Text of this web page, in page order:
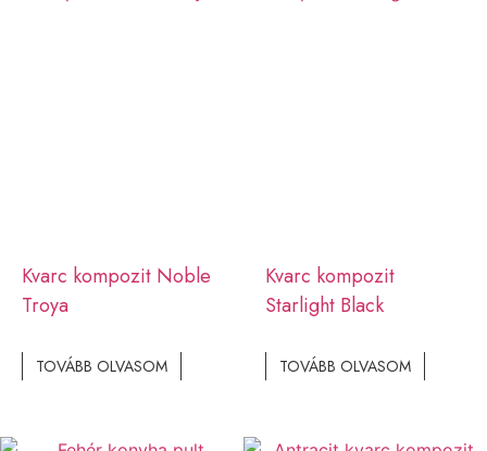
Kvarc kompozit Noble
Troya
TOVÁBB OLVASOM
Kvarc kompozit
Starlight Black
TOVÁBB OLVASOM